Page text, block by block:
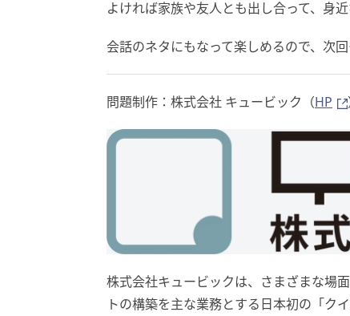
よければ家族や友人とも出し合って、身
会話のネタにもなって楽しめるので、次回
問題制作：株式会社 キュービック（HP
株式会社キュービックは、さまざまな場
トの構築を主な業務とする日本初の「ク